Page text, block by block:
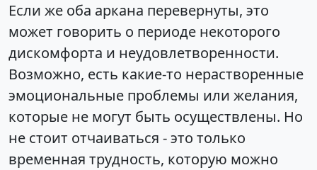
Если же оба аркана перевернуты, это
может говорить о периоде некоторого
дискомфорта и неудовлетворенности.
Возможно, есть какие-то нерастворенные
эмоциональные проблемы или желания,
которые не могут быть осуществлены. Но
не стоит отчаиваться - это только
временная трудность, которую можно